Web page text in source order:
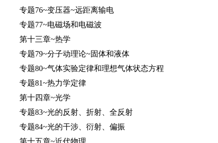
专题76~变压器~远距离输电
专题77~电磁场和电磁波
第十三章~热学
专题79~分子动理论~固体和液体
专题80~气体实验定律和理想气体状态方程
专题81~热力学定律
第十四章~光学
专题83~光的反射、折射、全反射
专题84~光的干涉、衍射、偏振
第十五章~近代物理